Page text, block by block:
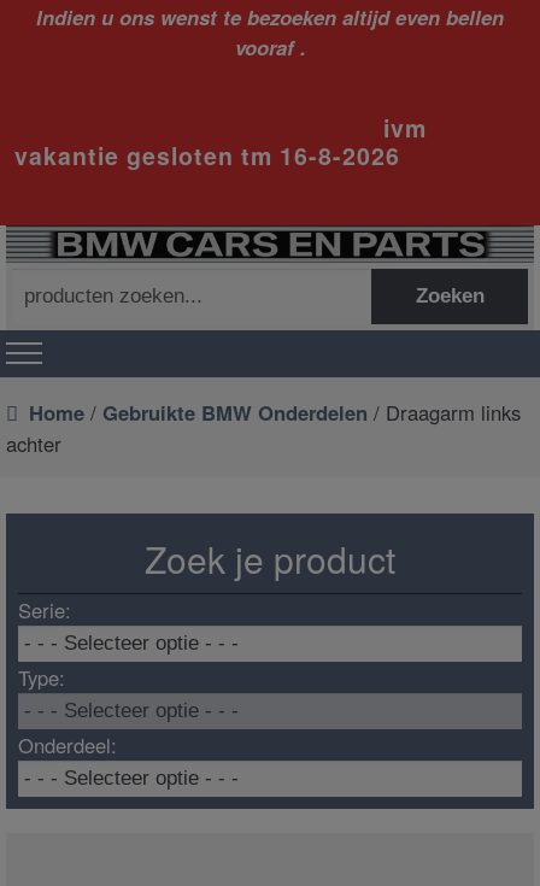
Indien u ons wenst te bezoeken altijd even bellen
vooraf .
ivm
vakantie gesloten tm 16-8-2026
naar:
Zoeken
Home / Gebruikte BMW Onderdelen / Draagarm links
achter
Zoek je product
Serie:
Type:
Onderdeel: